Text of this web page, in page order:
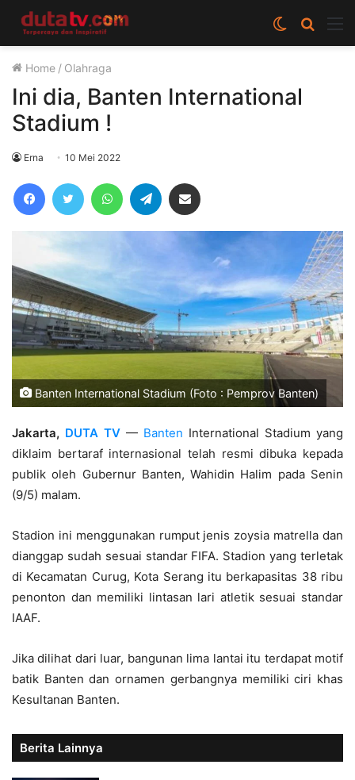
Cari
berita
Switch
skin
Home / Olahraga
Ini dia, Banten International
Stadium !
Erna 10 Mei 2022
FacebookTwitter WhatsAppTelegram
Banten International Stadium (Foto : Pemprov Banten)
Jakarta, DUTA TV — Banten International Stadium yang
diklaim bertaraf internasional telah resmi dibuka kepada
publik oleh Gubernur Banten, Wahidin Halim pada Senin
(9/5) malam.
Stadion ini menggunakan rumput jenis zoysia matrella dan
dianggap sudah sesuai standar FIFA. Stadion yang terletak
di Kecamatan Curug, Kota Serang itu berkapasitas 38 ribu
penonton dan memiliki lintasan lari atletik sesuai standar
IAAF.
Jika dilihat dari luar, bangunan lima lantai itu terdapat motif
batik Banten dan ornamen gerbangnya memiliki ciri khas
Kesultanan Banten.
Berita Lainnya